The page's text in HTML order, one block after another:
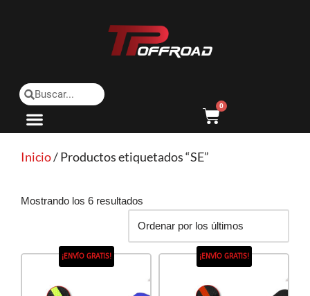
0
Inicio/ Productos etiquetados “SE”
Mostrando los 6 resultados
¡ENVÍO GRATIS! ¡ENVÍO GRATIS!